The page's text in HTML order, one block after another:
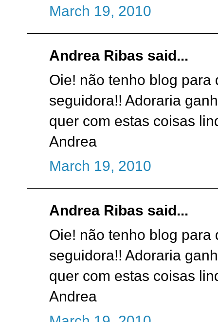
March 19, 2010
Andrea Ribas said...
Oie! não tenho blog para
seguidora!! Adoraria
quer com estas coisas
Andrea
March 19, 2010
Andrea Ribas said...
Oie! não tenho blog para
seguidora!! Adoraria
quer com estas coisas
Andrea